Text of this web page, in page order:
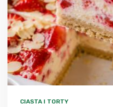
CIASTA I TORTY